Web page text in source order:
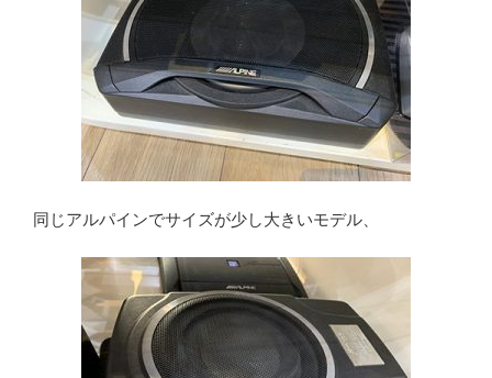
同じアルパインでサイズが少し大きいモデル、